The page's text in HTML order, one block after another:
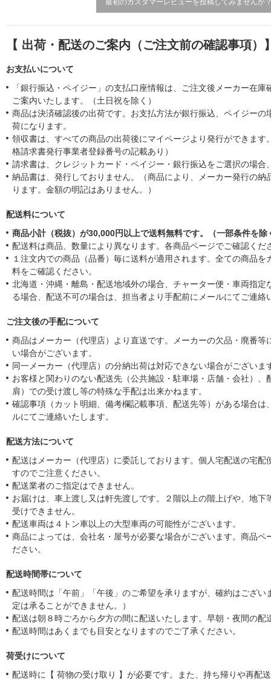
【 出荷・配送のご案内（ご注文前の確認事項）
お支払いについて
「銀行振込・ペイジー」の支払口座情報は、ご注文後メーカー在
ご案内いたします。（土日祝を除く）
商品は決済確認後の出荷です。お支払方法が銀行振込、ペイジーの
荷になります。
領収書は、すべての商品の出荷後にマイページより発行ができます
格請求書発行事業者登録番号の記載あり）
請求書は、クレジットカード・ペイジー・銀行振込をご選択の場合
納品書は、発行しておりません。（商品により、メーカー発行の納
ります。金額の明記はありません。）
配送料について
商品小計（税抜）が30,000円以上で送料無料です。（一部条件を除
配送料は商品、数量により異なります。各商品ページでご確認くだ
１注文内での商品（品番）毎に送料が適用されます。全ての商品を
料をご確認ください。
北海道・沖縄・離島・配送地域外の場合、チャーター便・車両指定
る場合、配送不可の場合は、担当者より手配前にメールにてご連絡
ご注文後の手配について
商品はメーカー（代理店）より直送です。メーカーの欠品・廃番等
い場合がございます。
同一メーカー（代理店）の分納出荷は対応できない場合がございま
お客様と関わりのない配送先（公共施設・駐車場・店舗・会社）、
肩）での受け渡し等の特殊な手配は出来かねます。
確認事項（カット明細、備考欄記載事項、配送先等）がある場合は
ルにてご連絡いたします。
配送方法について
配送はメーカー（代理店）に委託しております。個人宅配送の宅配
すのでご注意ください。
配送業者のご指定はできません。
お届けは、車上渡し又は軒先渡しです。２階以上の階上げや、地下
受けできません。
配送車両は４トン車以上の大型車両の可能性がございます。
商品によっては、会社名・屋号が必要な場合がございます。商品ペ
ださい。
配送時間帯について
配送時間は「午前」「午後」のご希望を承りますが、確約はござい
定は承ることができません。）
配送は朝８時ごろから夕方の間に配送いたします。早朝・夜間の配
配送時間はあくまでも目安となりますのでご了承ください。
荷受けについて
配送時に【 荷物の受け取り 】が必要です。また、持ち帰りや再配